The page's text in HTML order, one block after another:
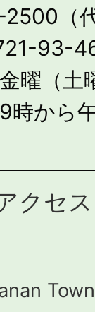
（
93-
曜（土
時から
クセス